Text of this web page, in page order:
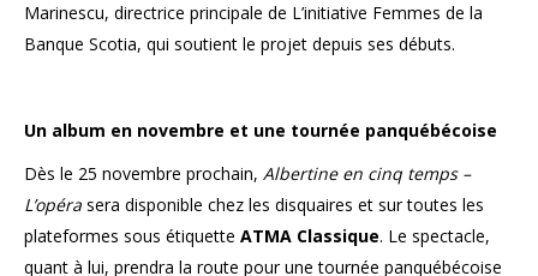
Marinescu, directrice principale de L’initiative Femmes de la
Banque Scotia, qui soutient le projet depuis ses débuts.
Un album en novembre et une tournée panquébécoise
Dès le 25 novembre prochain, Albertine en cinq temps –
L’opéra sera disponible chez les disquaires et sur toutes les
plateformes sous étiquette ATMA Classique. Le spectacle,
quant à lui, prendra la route pour une tournée panquébécoise